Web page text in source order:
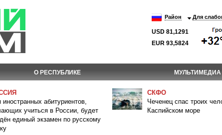
Район Для
USD 81,1291
EUR 93,5824
О РЕСПУБЛИКЕ МУЛЬТИМЕДИА
иностранных абитуриентов,
учиться в России, будет
единый экзамен по русскому
СКФО
Чеченец спас троих
Каспийском море